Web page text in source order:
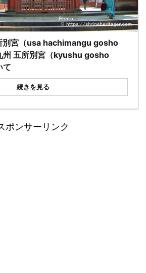
別宮（usa hachimangu gosho
五所別宮（kyushu gosho
て
続きを見る
ポンサーリンク